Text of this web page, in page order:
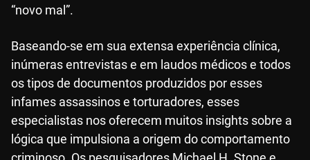
“novo mal”.
Baseando-se em sua extensa experiência clínica,
inúmeras entrevistas e em laudos médicos e todos
os tipos de documentos produzidos por esses
infames assassinos e torturadores, esses
especialistas nos oferecem muitos insights sobre a
lógica que impulsiona a origem do comportamento